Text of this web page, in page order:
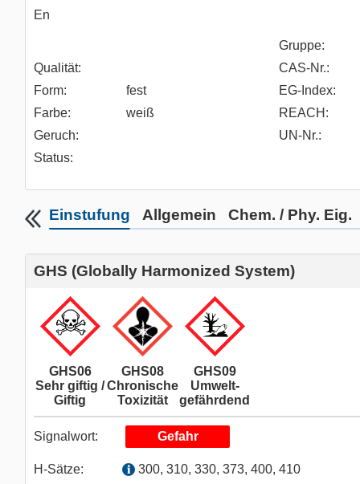
En
Gruppe:
Qualität:
CAS-Nr.:
Form:
fest
EG-Index:
Farbe:
weiß
REACH:
Geruch:
UN-Nr.:
Status:
Einstufung Allgemein Chem. / Phy. Eig.
GHS (Globally Harmonized System)
GHS06
Sehr giftig /
Giftig
GHS08
Chronische
Toxizität
GHS09
Umwelt-
gefährdend
Signalwort: Gefahr
H-Sätze:
300, 310, 330, 373, 400, 410